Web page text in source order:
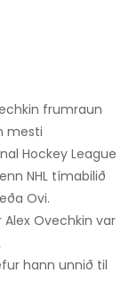
frumraun
mesti
Hockey League
NHL tímabilið
Ovi.
Ovechkin var
hann unnið til